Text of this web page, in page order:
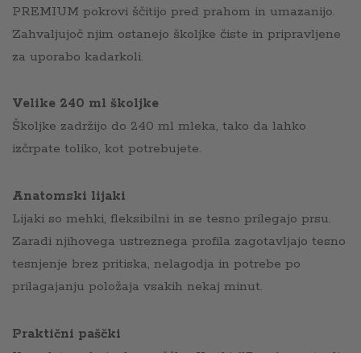
PREMIUM pokrovi ščitijo pred prahom in umazanijo.
Zahvaljujoč njim ostanejo školjke čiste in pripravljene
za uporabo kadarkoli.
Velike 240 ml školjke
Školjke zadržijo do 240 ml mleka, tako da lahko
izčrpate toliko, kot potrebujete.
Anatomski lijaki
Lijaki so mehki, fleksibilni in se tesno prilegajo prsu.
Zaradi njihovega ustreznega profila zagotavljajo tesno
tesnjenje brez pritiska, nelagodja in potrebe po
prilagajanju položaja vsakih nekaj minut.
Praktični paščki